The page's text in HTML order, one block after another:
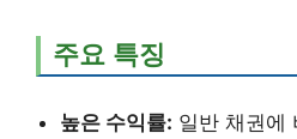
주요 특징
높은 수익률: 일반 채권에